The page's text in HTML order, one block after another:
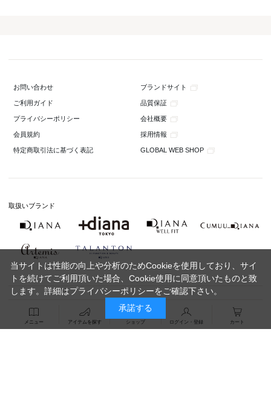
お問い合わせ ブランドサイト
ご利用ガイド 品質保証
プライバシーポリシー 会社概要
会員規約 採用情報
特定商取引法に基づく表記 GLOBAL WEB SHOP
取扱いブランド
メニュー アイテムを探す ショップ ログイン・登録 カート
当サイトは性能の向上や分析のためCookieを使用しており、サイ
トを続けてご利用頂いた場合、Cookie使用に同意頂いたものと致
します。詳細はプライバシーポリシーをご確認下さい。
承諾する